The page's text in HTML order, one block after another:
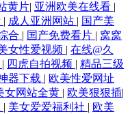
黄片| 亚洲欧美在线看 |
| 成人亚洲网站 | 国产美
合 | 国产免费看片 | 窝窝
女性爱视频 | 在线@久
| 四虎自拍视频 | 精品三级
器下载 | 欧美性爱网址
女网站全黄 | 欧美狠狠插|
| 美女爱爱福利社 | 欧美